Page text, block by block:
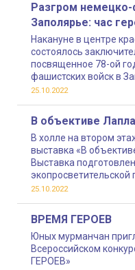
Разгром
Заполярье: час
Накануне в центре
состоялось
посвященное 78-ой
фашистских войск в
25.10.2022
В объективе
В холле на втором
выставка «В
Выставка
25.10.2022
ВРЕМЯ ГЕРОЕВ
Юных мурманчан
Всероссийском
ГЕРОЕВ»